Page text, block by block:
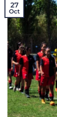
27
Oct